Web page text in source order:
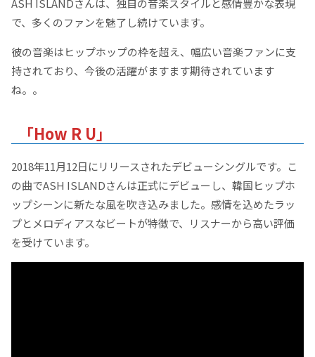
ASH ISLANDさんは、独自の音楽スタイルと感情豊かな表現
で、多くのファンを魅了し続けています。
彼の音楽はヒップホップの枠を超え、幅広い音楽ファンに支
持されており、今後の活躍がますます期待されています
ね。。
「How R U」
2018年11月12日にリリースされたデビューシングルです。こ
の曲でASH ISLANDさんは正式にデビューし、韓国ヒップホ
ップシーンに新たな風を吹き込みました。感情を込めたラッ
プとメロディアスなビートが特徴で、リスナーから高い評価
を受けています。